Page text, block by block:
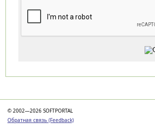
© 2002—2026 SOFTPORTAL
Обратная связь (Feedback)